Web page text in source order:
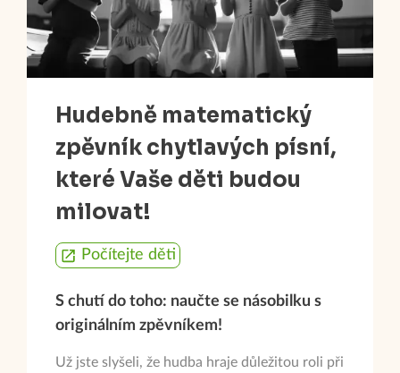
Hudebně matematický
zpěvník chytlavých písní,
které Vaše děti budou
milovat!
Počítejte děti
S chutí do toho: naučte se násobilku s
originálním zpěvníkem!
Už jste slyšeli, že hudba hraje důležitou roli při